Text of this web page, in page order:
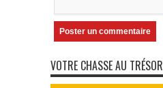
VOTRE CHASSE AU TRÉSOR